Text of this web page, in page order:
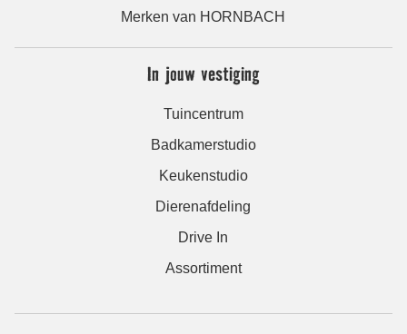
Merken van HORNBACH
In jouw vestiging
Tuincentrum
Badkamerstudio
Keukenstudio
Dierenafdeling
Drive In
Assortiment